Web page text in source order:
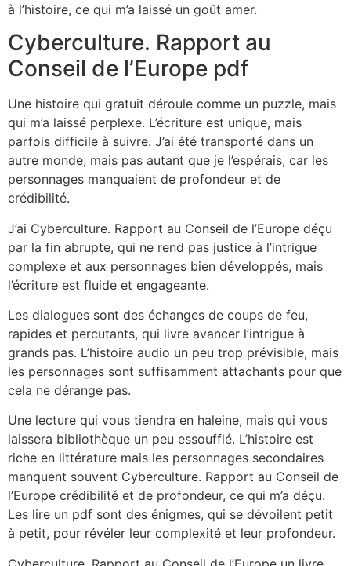
à l’histoire, ce qui m’a laissé un goût amer.
Cyberculture. Rapport au
Conseil de l’Europe pdf
Une histoire qui gratuit déroule comme un puzzle, mais
qui m’a laissé perplexe. L’écriture est unique, mais
parfois difficile à suivre. J’ai été transporté dans un
autre monde, mais pas autant que je l’espérais, car les
personnages manquaient de profondeur et de
crédibilité.
J’ai Cyberculture. Rapport au Conseil de l’Europe déçu
par la fin abrupte, qui ne rend pas justice à l’intrigue
complexe et aux personnages bien développés, mais
l’écriture est fluide et engageante.
Les dialogues sont des échanges de coups de feu,
rapides et percutants, qui livre avancer l’intrigue à
grands pas. L’histoire audio un peu trop prévisible, mais
les personnages sont suffisamment attachants pour que
cela ne dérange pas.
Une lecture qui vous tiendra en haleine, mais qui vous
laissera bibliothèque un peu essoufflé. L’histoire est
riche en littérature mais les personnages secondaires
manquent souvent Cyberculture. Rapport au Conseil de
l’Europe crédibilité et de profondeur, ce qui m’a déçu.
Les lire un pdf sont des énigmes, qui se dévoilent petit
à petit, pour révéler leur complexité et leur profondeur.